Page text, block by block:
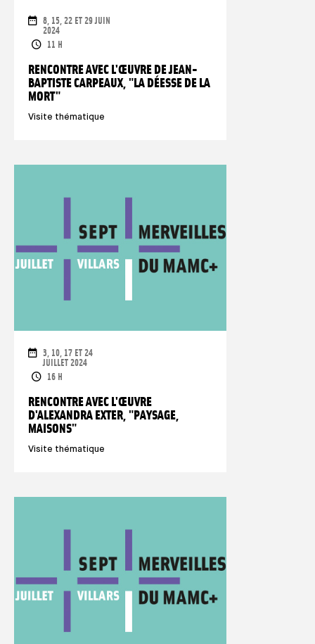
RENCONTRE AVEC L'ŒUVRE DE JEAN-
BAPTISTE CARPEAUX, "LA DÉESSE DE LA
MORT"
Visite thématique
DATE
8, 15, 22 ET 29 JUIN
2024
ORARI
11 H
RENCONTRE AVEC L'ŒUVRE
D'ALEXANDRA EXTER, "PAYSAGE,
MAISONS"
Visite thématique
DATE
3, 10, 17 ET 24
JUILLET 2024
ORARI
16 H